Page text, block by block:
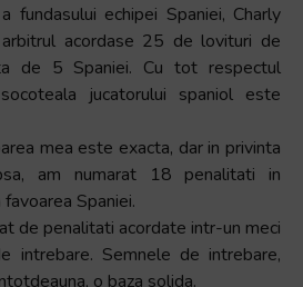
echipei Spaniei, Charly
acordase 25 de lovituri de
de 5 Spaniei. Cu tot respectul
jucatorului spaniol este
mea este exacta, dar in privinta
am numarat 18 penalitati in
Spaniei.
de penalitati acordate intr-un meci
intrebare. Semnele de intrebare,
o baza solida.